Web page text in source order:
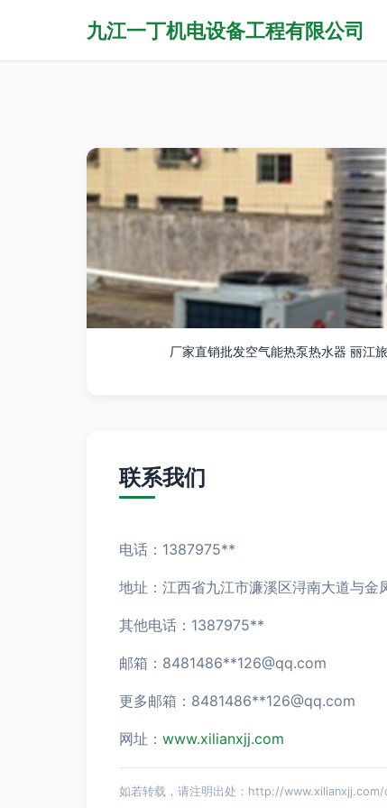
九江一丁机电设备工程有限公司
厂家直销批发空气能热泵热水器 丽江
联系我们
电话：1387975**
地址：江西省九江市濂溪区浔南大道与
其他电话：1387975**
邮箱：8481486**126@qq.com
更多邮箱：8481486**126@qq.com
网址： www.xilianxjj.com
如若转载，请注明出处：http://